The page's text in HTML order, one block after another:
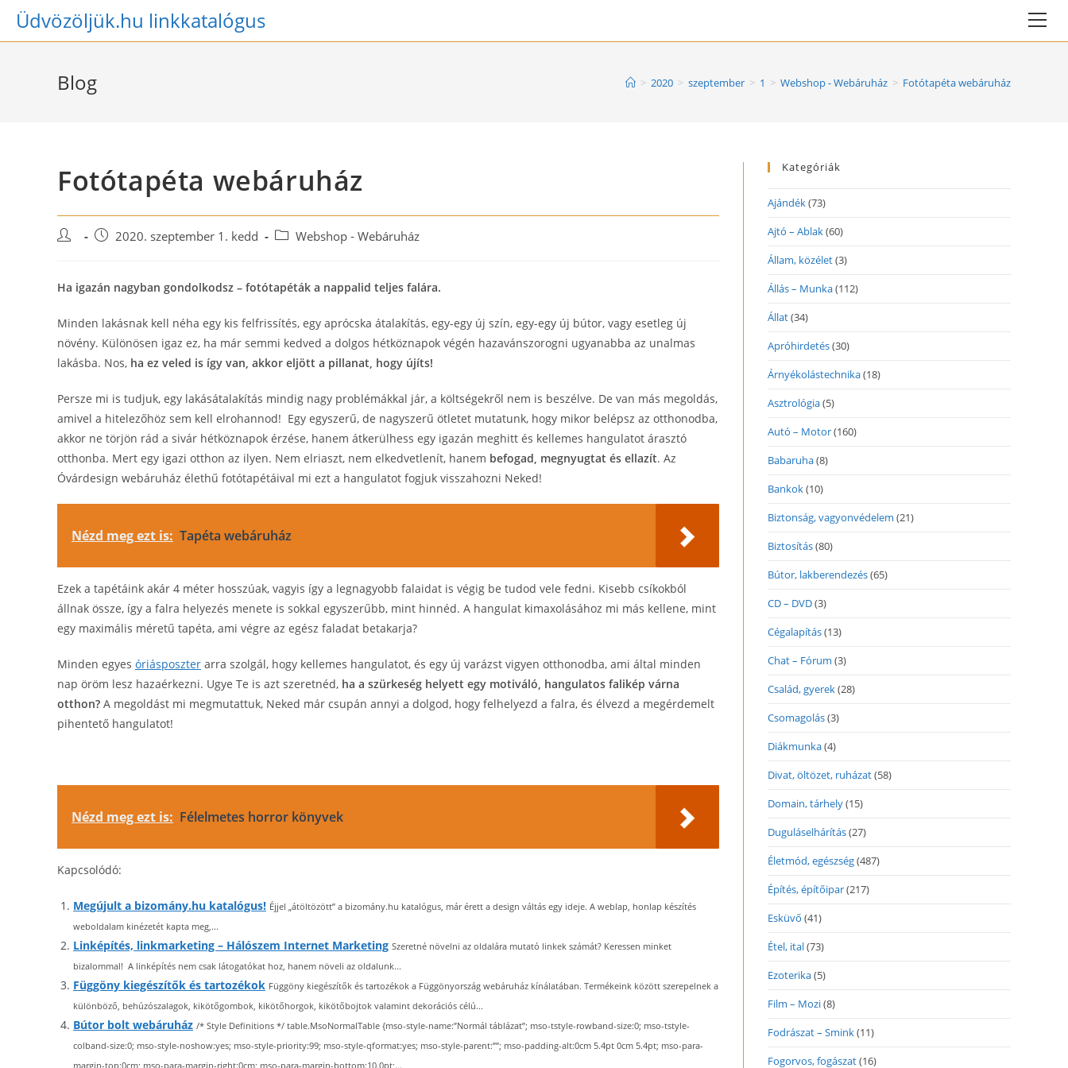
SkipÜdvözöljük.hu linkkatalógus
Blog > 2020 > szeptember > 1 > Webshop - Webáruház > Fotótapéta webáruház
Fotótapéta webáruház
Post
Post 2020. szeptember 1. kedd
PostWebshop - Webáruház
Ha igazán nagyban gondolkodsz – fotótapéták a nappalid teljes falára.
Minden lakásnak kell néha egy kis felfrissítés, egy aprócska átalakítás, egy-egy új szín, egy-egy új bútor, vagy esetleg új
növény. Különösen igaz ez, ha már semmi kedved a dolgos hétköznapok végén hazavánszorogni ugyanabba az unalmas
lakásba. Nos, ha ez veled is így van, akkor eljött a pillanat, hogy újíts!
Persze mi is tudjuk, egy lakásátalakítás mindig nagy problémákkal jár, a költségekről nem is beszélve. De van más megoldás,
amivel a hitelezőhöz sem kell elrohannod! Egy egyszerű, de nagyszerű ötletet mutatunk, hogy mikor belépsz az otthonodba,
akkor ne törjön rád a sivár hétköznapok érzése, hanem átkerülhess egy igazán meghitt és kellemes hangulatot árasztó
otthonba. Mert egy igazi otthon az ilyen. Nem elriaszt, nem elkedvetlenít, hanem befogad, megnyugtat és ellazít. Az
Óvárdesign webáruház élethű fotótapétáival mi ezt a hangulatot fogjuk visszahozni Neked!
Nézd meg ezt is: Tapéta webáruház
Ezek a tapétáink akár 4 méter hosszúak, vagyis így a legnagyobb falaidat is végig be tudod vele fedni. Kisebb csíkokból
állnak össze, így a falra helyezés menete is sokkal egyszerűbb, mint hinnéd. A hangulat kimaxolásához mi más kellene, mint
egy maximális méretű tapéta, ami végre az egész faladat betakarja?
Minden egyes óriásposzter arra szolgál, hogy kellemes hangulatot, és egy új varázst vigyen otthonodba, ami által minden
nap öröm lesz hazaérkezni. Ugye Te is azt szeretnéd, ha a szürkeség helyett egy motiváló, hangulatos falikép várna
otthon? A megoldást mi megmutattuk, Neked már csupán annyi a dolgod, hogy felhelyezd a falra, és élvezd a megérdemelt
pihentető hangulatot!
Nézd meg ezt is: Félelmetes horror könyvek
Kapcsolódó:
Megújult a bizomány.hu katalógus! Éjjel „átöltözött” a bizomány.hu katalógus, már érett a design váltás egy ideje. A weblap, honlap készítés
weboldalam kinézetét kapta meg,...
Linképítés, linkmarketing – Hálószem Internet Marketing Szeretné növelni az oldalára mutató linkek számát? Keressen minket
bizalommal! A linképítés nem csak látogatókat hoz, hanem növeli az oldalunk...
Függöny kiegészítők és tartozékok Függöny kiegészítők és tartozékok a Függönyország webáruház kínálatában. Termékeink között szerepelnek a
különböző, behúzószalagok, kikötőgombok, kikötőhorgok, kikötőbojtok valamint dekorációs célú...
Bútor bolt webáruház /* Style Definitions */ table.MsoNormalTable {mso-style-name:”Normál táblázat”; mso-tstyle-rowband-size:0; mso-tstyle-
colband-size:0; mso-style-noshow:yes; mso-style-priority:99; mso-style-qformat:yes; mso-style-parent:””; mso-padding-alt:0cm 5.4pt 0cm 5.4pt; mso-para-
margin-top:0cm; mso-para-margin-right:0cm; mso-para-margin-bottom:10.0pt;...
Kategóriák
Ajándék(73)
Ajtó – Ablak(60)
Állam, közélet(3)
Állás – Munka(112)
Állat(34)
Apróhirdetés(30)
Árnyékolástechnika(18)
Asztrológia(5)
Autó – Motor(160)
Babaruha(8)
Bankok(10)
Biztonság, vagyonvédelem (21)
Biztosítás(80)
Bútor, lakberendezés(65)
CD – DVD(3)
Cégalapítás(13)
Chat – Fórum (3)
Család, gyerek(28)
Csomagolás(3)
Diákmunka(4)
Divat, öltözet, ruházat(58)
Domain, tárhely(15)
Duguláselhárítás(27)
Életmód, egészség(487)
Építés, építőipar(217)
Esküvő (41)
Étel, ital(73)
Ezoterika(5)
Film – Mozi(8)
Fodrászat – Smink(11)
Fogorvos, fogászat(16)